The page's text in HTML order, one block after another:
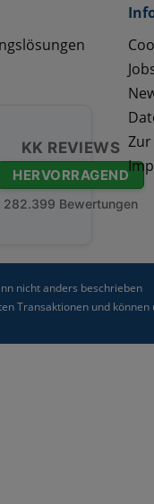
KK REVIEWS
HERVORRAGEND
282.399 Bewertungen
nicht anders beschrieben
Transaktionen und